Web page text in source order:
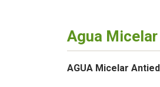
Agua
AGUA Micelar